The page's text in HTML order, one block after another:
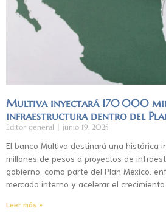
Multiva inyectará 170 000
infraestructura dentro del
Editor general junio 19, 2025
El banco Multiva destinará una histórica
millones de pesos a proyectos de
gobierno, como parte del Plan México,
mercado interno y acelerar el crecimiento
Leer más »